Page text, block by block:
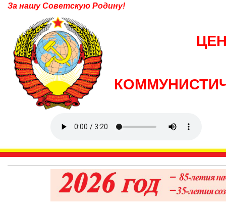
За нашу Советскую Родину!